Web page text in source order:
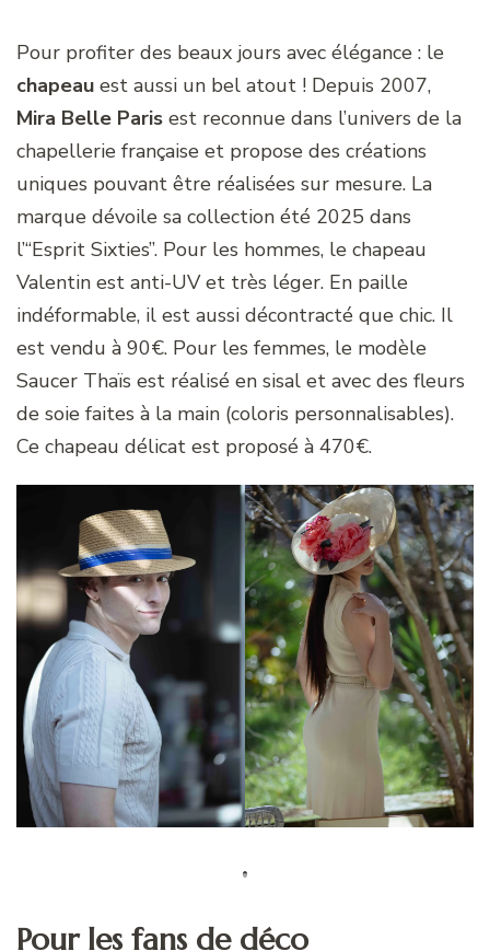
Pour profiter des beaux jours avec élégance : le
chapeau est aussi un bel atout ! Depuis 2007,
Mira Belle Paris est reconnue dans l’univers de la
chapellerie française et propose des créations
uniques pouvant être réalisées sur mesure. La
marque dévoile sa collection été 2025 dans
l’“Esprit Sixties”. Pour les hommes, le chapeau
Valentin est anti-UV et très léger. En paille
indéformable, il est aussi décontracté que chic. Il
est vendu à 90€. Pour les femmes, le modèle
Saucer Thaïs est réalisé en sisal et avec des fleurs
de soie faites à la main (coloris personnalisables).
Ce chapeau délicat est proposé à 470€.
Pour les fans de déco